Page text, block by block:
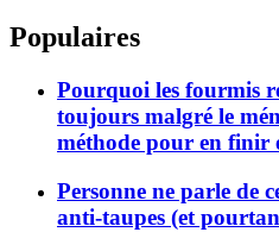
Populaires
Pourquoi les fourmis
toujours malgré le
méthode pour en finir
Personne ne parle de
anti-taupes (et